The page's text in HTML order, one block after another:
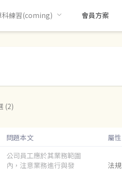
科練習(coming) 會員方案
(2)
問題本文 屬性
公司員工應於其業務範圍
內，注意業務進行與發
法規